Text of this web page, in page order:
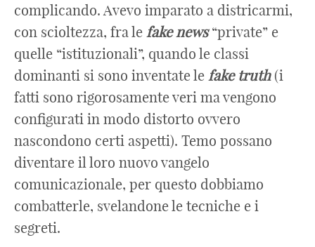
complicando. Avevo imparato a districarmi,
con scioltezza, fra le fake news“private” e
quelle “istituzionali”, quando le classi
dominanti si sono inventate le fake truth(i
fatti sono rigorosamente veri ma vengono
configurati in modo distorto ovvero
nascondono certi aspetti). Temo possano
diventare il loro nuovo vangelo
comunicazionale, per questo dobbiamo
combatterle, svelandone le tecniche e i
segreti.